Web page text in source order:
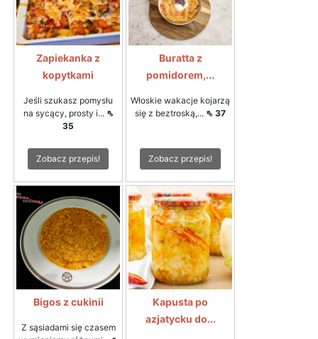
Zapiekanka z
kopytkami
Jeśli szukasz pomysłu
na sycący, prosty i... ⇖
35
Zobacz przepis!
Buratta z
pomidorem,...
Włoskie wakacje kojarzą
się z beztroską,... ⇖ 37
Zobacz przepis!
Bigos z cukinii
Z sąsiadami się czasem
Kapusta po
azjatycku do...